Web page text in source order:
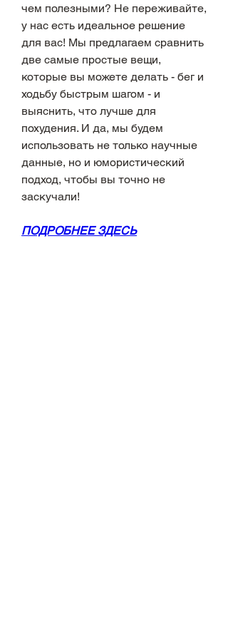
чем полезными? Не переживайте,
у нас есть идеальное решение
для вас! Мы предлагаем сравнить
две самые простые вещи,
которые вы можете делать - бег и
ходьбу быстрым шагом - и
выяснить, что лучше для
похудения. И да, мы будем
использовать не только научные
данные, но и юмористический
подход, чтобы вы точно не
заскучали!
ПОДРОБНЕЕ ЗДЕСЬ